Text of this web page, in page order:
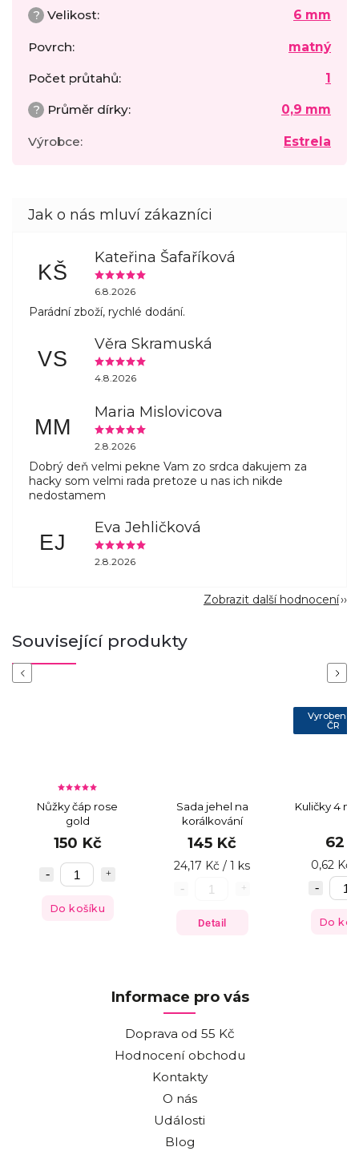
? Velikost: 6 mm
Povrch: matný
Počet průtahů: 1
? Průměr dírky: 0,9 mm
Výrobce: Estrela
KŠ
Kateřina Šafaříková
6.8.2026
Parádní zboží, rychlé dodání.
VS
Věra Skramuská
4.8.2026
MM
Maria Mislovicova
2.8.2026
Dobrý deň velmi pekne Vam zo srdca dakujem za
hacky som velmi rada pretoze u nas ich nikde
nedostamem
EJ
Eva Jehličková
2.8.2026
Zobrazit další hodnocení
Související produkty
Previous
Nůžky čáp rose
gold
150 Kč
Do košíku
Sada jehel na
korálkování
145 Kč
24,17 Kč / 1 ks
Detail
Vyrobeno v
ČR
Kuličky 4
62
0,62 Kč
Do
Next
Informace pro vás
Doprava od 55 Kč
Hodnocení obchodu
Kontakty
O nás
Události
Blog